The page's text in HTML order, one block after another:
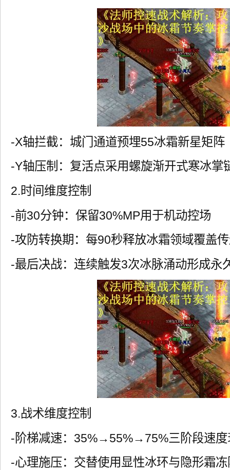
-X轴拦截：城门通道预埋55冰霜新星矩阵
-Y轴压制：复活点采用螺旋渐开式寒冰掌
2.时间维度控制
-前30分钟：保留30%MP用于机动控场
-攻防转换期：每90秒释放冰霜领域覆盖
-最后决战：连续触发3次冰脉涌动形成永
3.战术维度控制
-阶梯减速：35%→55%→75%三阶段速度
-心理施压：交替使用显性冰环与隐形霜